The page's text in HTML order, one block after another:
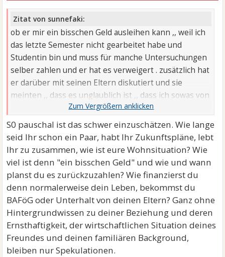
Zitat von sunnefaki:
ob er mir ein bisschen Geld ausleihen kann ,, weil ich
das letzte Semester nicht gearbeitet habe und
Studentin bin und muss für manche Untersuchungen
selber zahlen und er hat es verweigert . zusätzlich hat
er darüber mit seinen Eltern diskutiert und sie
meinten ,, dass es unglaublich ist ,, dass ich sowas von
ihm wollte und dass wir nicht verheiratet sind . ich
fühle mich jetzt extrem allein und hilflos . habe ich zu
viel von ihm verlangt ? ich freue mich auf eure
Antworten .
S0 pauschal ist das schwer einzuschätzen. Wie lange
seid Ihr schon ein Paar, habt Ihr Zukunftspläne, lebt
Ihr zu zusammen, wie ist eure Wohnsituation? Wie
viel ist denn "ein bisschen Geld" und wie und wann
planst du es zurückzuzahlen? Wie finanzierst du
denn normalerweise dein Leben, bekommst du
BAFöG oder Unterhalt von deinen Eltern? Ganz ohne
Hintergrundwissen zu deiner Beziehung und deren
Ernsthaftigkeit, der wirtschaftlichen Situation deines
Freundes und deinen familiären Background,
bleiben nur Spekulationen.